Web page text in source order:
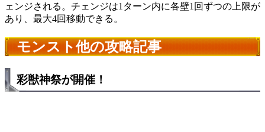
ェンジされる。チェンジは1ターン内に各壁1回ずつの上限が
あり、最大4回移動できる。
モンスト他の攻略記事
彩獣神祭が開催！